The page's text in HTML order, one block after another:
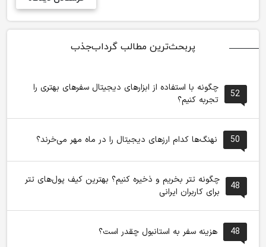
پربحث‌ترین مطالب گرداب‌جذب
52
چگونه با استفاده از ابزارهای دیجیتال سفرهای بهتری را
تجربه کنیم؟
50 نهنگ‌ها کدام ارزهای دیجیتال را در ماه مهر می‌خرند؟
48
چگونه تتر بخریم و ذخیره کنیم؟ بهترین کیف پول‌های تتر
برای کاربران ایرانی
48 هزینه سفر به استانبول چقدر است؟